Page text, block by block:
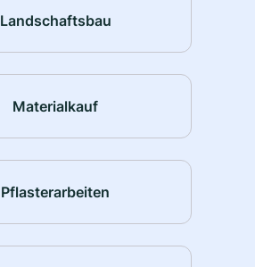
Landschaftsbau
Materialkauf
Pflasterarbeiten